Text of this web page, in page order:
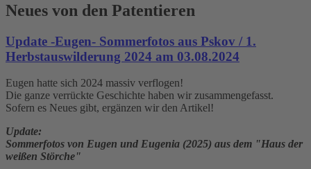
Neues von den Patentieren
Update -Eugen- Sommerfotos aus Pskov / 1.
Herbstauswilderung 2024 am 03.08.2024
Eugen hatte sich 2024 massiv verflogen!
Die ganze verrückte Geschichte haben wir zusammengefasst.
Sofern es Neues gibt, ergänzen wir den Artikel!
Update:
Sommerfotos von Eugen und Eugenia (2025) aus dem "Haus der
weißen Störche"